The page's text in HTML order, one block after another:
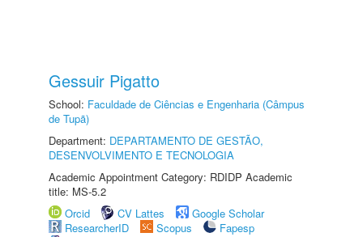
Gessuir Pigatto
School: Faculdade de Ciências e Engenharia (Câmpus
de Tupã)
Department: DEPARTAMENTO DE GESTÃO,
DESENVOLVIMENTO E TECNOLOGIA
Academic Appointment Category: RDIDP Academic
title: MS-5.2
Orcid
CV Lattes
Google Scholar
ResearcherID
Scopus
Fapesp